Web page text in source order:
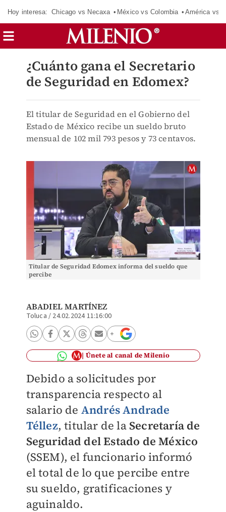
Hoy interesa: Chicago vs Necaxa México vs Colombia América vs
¿Cuánto gana el Secretario
de Seguridad en Edomex?
El titular de Seguridad en el Gobierno del
Estado de México recibe un sueldo bruto
mensual de 102 mil 793 pesos y 73 centavos.
Titular de Seguridad Edomex informa del sueldo que
percibe
ABADIEL MARTÍNEZ
Toluca / 24.02.2024 11:16:00
Únete al canal de Milenio
Debido a solicitudes por
transparencia respecto al
salario de Andrés Andrade
Téllez, titular de laSecretaría de
Seguridad del Estado de México
(SSEM), el funcionario informó
el total de lo que percibe entre
su sueldo, gratificaciones y
aguinaldo.